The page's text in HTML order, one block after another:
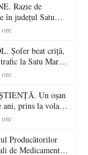
Razie de
în județul Satu
au dat sute
permis într-o
Șofer beat criță,
la Satu Mare!
uriașă
Un oșan
ani, prins la volan
Polițiștii l-au
Producătorilor
de Medicamente